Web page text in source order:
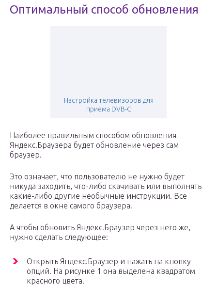
Оптимальный способ обновления
Настройка телевизоров для
приема DVB-C
Наиболее правильным способом обновления
Яндекс.Браузера будет обновление через сам
браузер.
Это означает, что пользователю не нужно будет
никуда заходить, что-либо скачивать или выполнять
какие-либо другие необычные инструкции. Все
делается в окне самого браузера.
А чтобы обновить Яндекс.Браузер через него же,
нужно сделать следующее:
Открыть Яндекс.Браузер и нажать на кнопку
опций. На рисунке 1 она выделена квадратом
красного цвета.